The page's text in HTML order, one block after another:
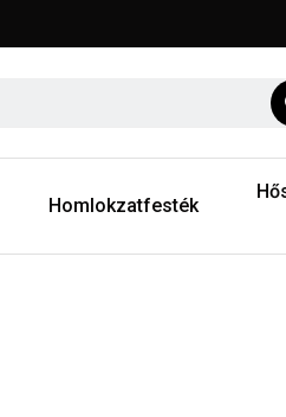
Homlokzatfesték